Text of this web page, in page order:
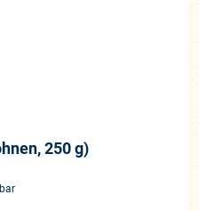
250 g)